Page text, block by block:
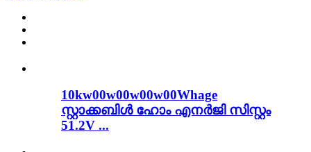
10kw00w00w00w00Whage
സ്റ്റാക്കബിൾ ഹോം എനർജി സിസ്റ്റം
51.2V ...